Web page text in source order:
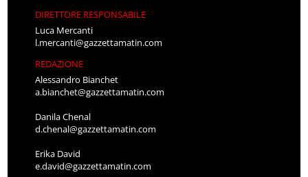
DIRETTORE RESPONSABILE
Luca Mercanti
l.mercanti@gazzettamatin.com
REDAZIONE
Alessandro Bianchet
a.bianchet@gazzettamatin.com
Danila Chenal
d.chenal@gazzettamatin.com
Erika David
e.david@gazzettamatin.com